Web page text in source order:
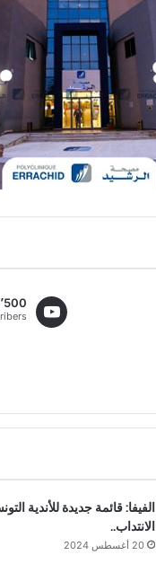
الفيفا: قائمة جديدة للأندية
الانتداب..
20 أغسطس 2024